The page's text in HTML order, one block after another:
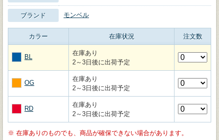
ブランド モンベル
カラー 在庫状況 注文数
BL
在庫あり
2～3日後に出荷予定
OG
在庫あり
2～3日後に出荷予定
RD
在庫あり
2～3日後に出荷予定
※ 在庫ありのものでも、商品が確保できない場合があります。